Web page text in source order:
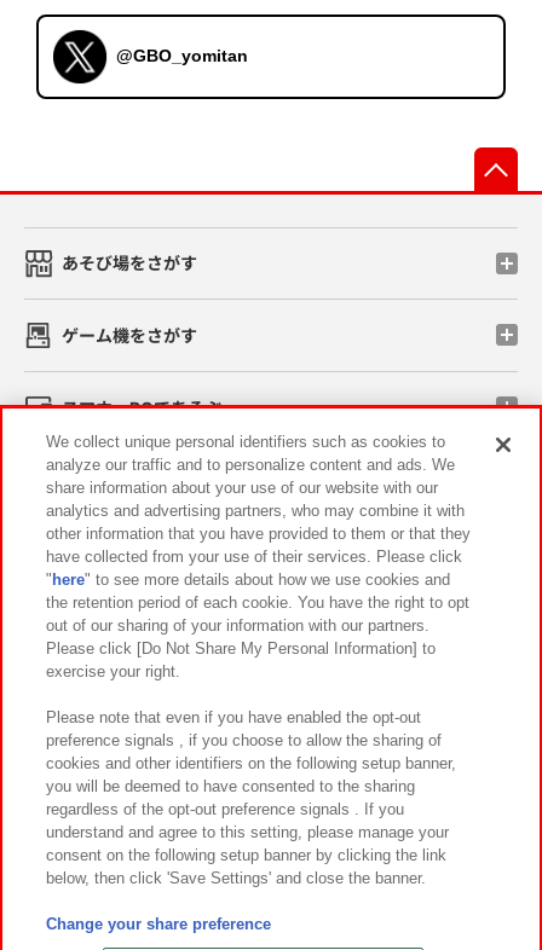
@GBO_yomitan
あそび場をさがす
ゲーム機をさがす
スマホ・PCであそぶ
イベント・キャンペーン
関連会社 サステナビリティ サイトポリシー
プライバシーポリシー ウェブアクセシビリティ方針と検証結果
お取引先さまとともに
カスタマーハラスメント対応方針 よくあるご質問・お問い合わせ
©Bandai Namco Amusement Inc.
©Bandai Namco Amusement Lab Inc.
We collect unique personal identifiers such as cookies to
analyze our traffic and to personalize content and ads. We
share information about your use of our website with our
analytics and advertising partners, who may combine it with
other information that you have provided to them or that they
have collected from your use of their services. Please click
" here" to see more details about how we use cookies and
the retention period of each cookie. You have the right to opt
out of our sharing of your information with our partners.
Please click [Do Not Share My Personal Information] to
exercise your right.
Please note that even if you have enabled the opt-out
preference signals , if you choose to allow the sharing of
cookies and other identifiers on the following setup banner,
you will be deemed to have consented to the sharing
regardless of the opt-out preference signals . If you
understand and agree to this setting, please manage your
consent on the following setup banner by clicking the link
below, then click 'Save Settings' and close the banner.
Change your share preference